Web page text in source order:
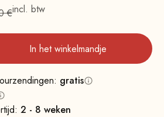
€incl. btw
In het winkelmandje
gratis
2 - 8 weken